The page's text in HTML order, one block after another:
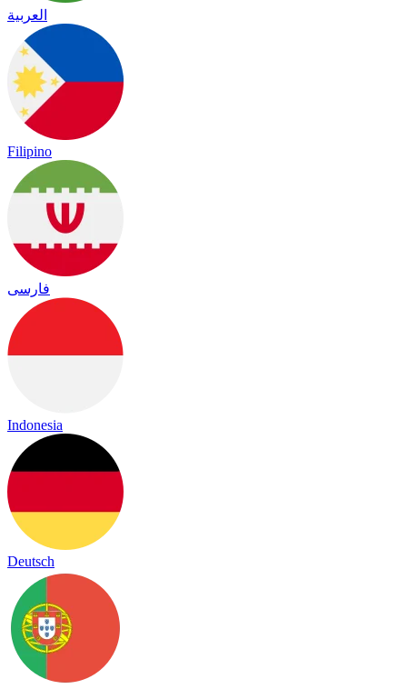
العربية
Filipino
فارسی
Indonesia
Deutsch